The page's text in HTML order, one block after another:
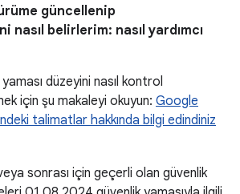
güncellenip
nasıl belirlerim: nasıl yardımcı
düzeyini nasıl kontrol
için şu makaleyi okuyun: Google
talimatlar hakkında bilgi edindiniz
sonrası için geçerli olan güvenlik